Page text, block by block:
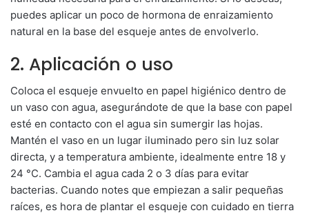
puedes aplicar un poco de hormona de enraizamiento
natural en la base del esqueje antes de envolverlo.
2. Aplicación o uso
Coloca el esqueje envuelto en papel higiénico dentro de
un vaso con agua, asegurándote de que la base con papel
esté en contacto con el agua sin sumergir las hojas.
Mantén el vaso en un lugar iluminado pero sin luz solar
directa, y a temperatura ambiente, idealmente entre 18 y
24 °C. Cambia el agua cada 2 o 3 días para evitar
bacterias. Cuando notes que empiezan a salir pequeñas
raíces, es hora de plantar el esqueje con cuidado en tierra